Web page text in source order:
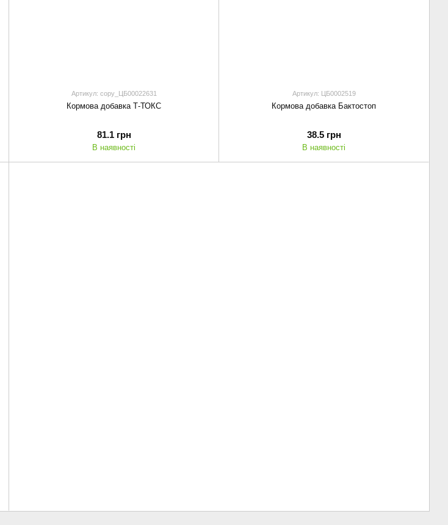
Артикул: copy_ЦБ00022631
Кормова добавка Т-ТОКС
81.1 грн
В наявності
Артикул: ЦБ0002519
Кормова добавка Бактостоп
38.5 грн
В наявності